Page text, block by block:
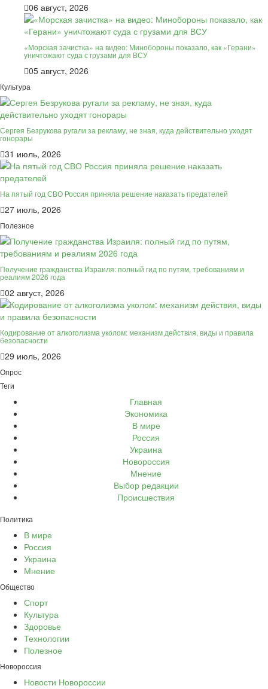
06 август, 2026
«Морская зачистка» на видео: Минобороны показало, как «Герани»
уничтожают суда с грузами для ВСУ
05 август, 2026
Культура
Сергея Безрукова ругали за рекламу, не зная, куда действительно уходят
гонорары
31 июль, 2026
На пятый год СВО Россия приняла решение наказать предателей
27 июль, 2026
Полезное
Получение гражданства Израиля: полный гид по путям, требованиям и
реалиям 2026 года
02 август, 2026
Кодирование от алкоголизма уколом: механизм действия, виды и правила
безопасности
29 июль, 2026
Опрос
Теги
Главная
Экономика
В мире
Россия
Украина
Новороссия
Мнение
Выбор редакции
Происшествия
Политика
В мире
Россия
Украина
Мнение
Общество
Спорт
Культура
Здоровье
Технологии
Полезное
Новороссия
Новости Новороссии